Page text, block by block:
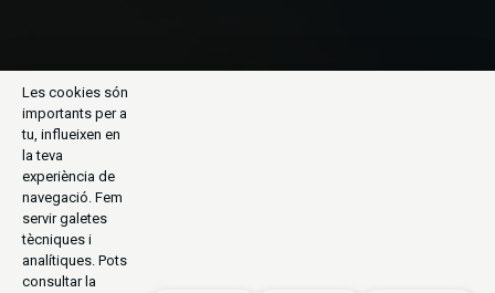
Les cookies són
importants per a
tu, influeixen en
la teva
experiència de
navegació. Fem
servir galetes
tècniques i
analítiques. Pots
consultar la